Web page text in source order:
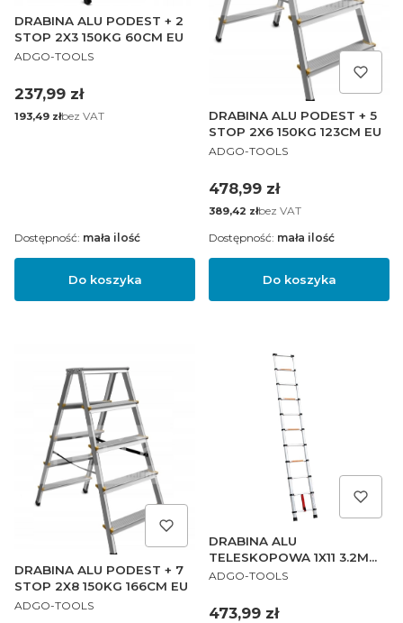
DRABINA ALU PODEST + 2
STOP 2X3 150KG 60CM EU
PRODUCENT
ADGO-TOOLS
Cena
237,99 zł
Cena
193,49 złbez VAT
Do koszyka
Dostępność: mała ilość
DRABINA ALU PODEST + 5
STOP 2X6 150KG 123CM EU
PRODUCENT
ADGO-TOOLS
Cena
478,99 zł
Cena
389,42 złbez VAT
Do koszyka
Dostępność: mała ilość
DRABINA ALU PODEST + 7
STOP 2X8 150KG 166CM EU
PRODUCENT
ADGO-TOOLS
DRABINA ALU
TELESKOPOWA 1X11 3.2M
150KG EN131
PRODUCENT
ADGO-TOOLS
Cena
473,99 zł